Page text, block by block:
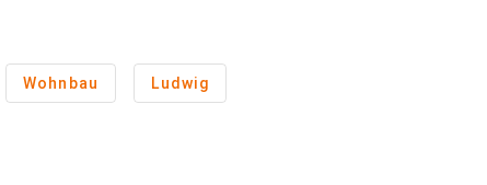
Wohnbau Ludwig